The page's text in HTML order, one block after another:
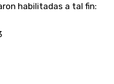
habilitadas a tal fin: